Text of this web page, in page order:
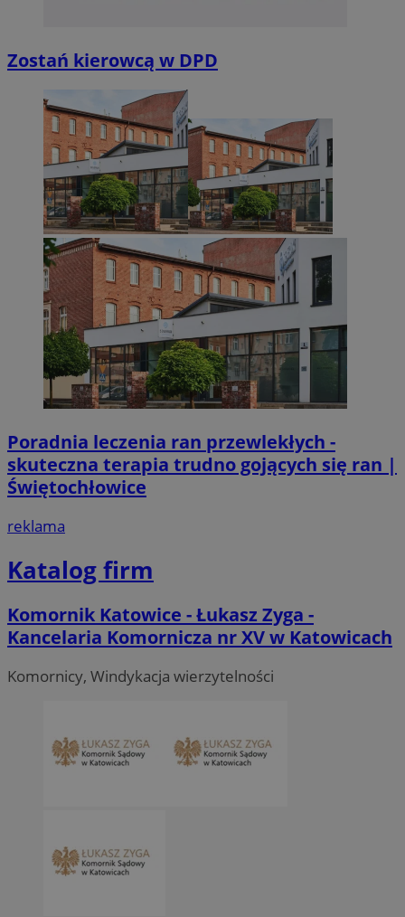
Zostań kierowcą w DPD
Poradnia leczenia ran przewlekłych -
skuteczna terapia trudno gojących się ran |
Świętochłowice
reklama
Katalog firm
Komornik Katowice - Łukasz Zyga -
Kancelaria Komornicza nr XV w Katowicach
Komornicy, Windykacja wierzytelności